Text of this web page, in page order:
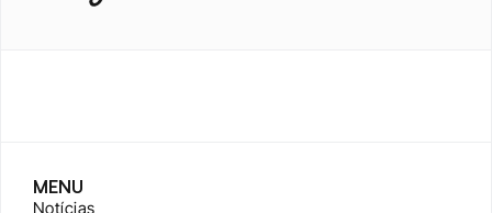
MENU
Notícias